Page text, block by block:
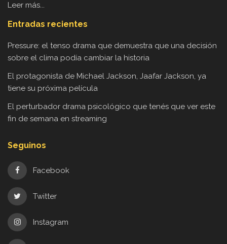
Leer más...
Entradas recientes
Pressure: el tenso drama que demuestra que una decisión
sobre el clima podía cambiar la historia
El protagonista de Michael Jackson, Jaafar Jackson, ya
tiene su próxima película
El perturbador drama psicológico que tenés que ver este
fin de semana en streaming
Seguinos
Facebook
Twitter
Instagram